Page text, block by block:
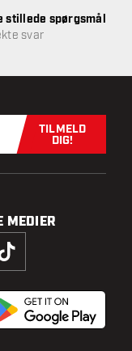
stillede spørgsmål
svar
Tilmeld dig
TILMELD
DIG!
MEDIER